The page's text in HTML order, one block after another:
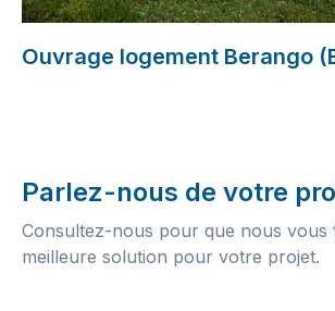
Ouvrage logement Berango
Parlez-nous de votre
Consultez-nous pour que nous vous
meilleure solution pour votre projet.